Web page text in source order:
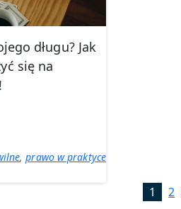
długu? Jak
się na
, prawo w praktyce
1 2